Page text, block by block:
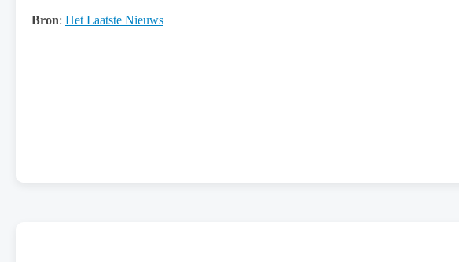
Bron: Het Laatste Nieuws